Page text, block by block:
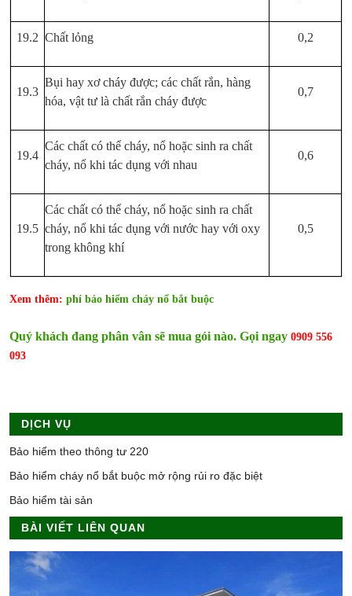
19.2 Chất lỏng 0,2
19.3
Bụi hay xơ cháy được; các chất rắn, hàng
hóa, vật tư là chất rắn cháy được
0,7
19.4
Các chất có thể cháy, nổ hoặc sinh ra chất
cháy, nổ khi tác dụng với nhau
0,6
19.5
Các chất có thể cháy, nổ hoặc sinh ra chất
cháy, nổ khi tác dụng với nước hay với oxy
trong không khí
0,5
Xem thêm: phí bảo hiểm cháy nổ bắt buộc
Quý khách đang phân vân sẽ mua gói nào. Gọi ngay 0909 556
093
DỊCH VỤ
Bảo hiểm theo thông tư 220
Bảo hiểm cháy nổ bắt buộc mở rộng rủi ro đặc biệt
Bảo hiểm tài sản
BÀI VIẾT LIÊN QUAN